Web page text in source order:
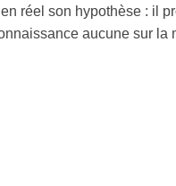
réel son hypothèse : il
aucune sur la